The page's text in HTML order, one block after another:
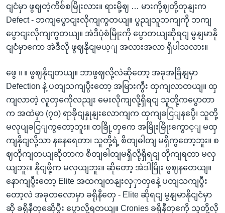
ငျငံမှာ ဖွဈတဲ့ကိစ်စမြိုးလား။ ရားမို့ဈ … မားကို့ဈတို့တုနျးက
Defect - ဘကျပွောငျးလိုကျကွတယျ။ ပွညျသူဘကျကို ဘကျ
ပွောငျးလိုကျကွတယျ။ အဲဒီပုံစံမြိုးကို ပွောတယျဆိုရငျ မွနျမာနို
ငျငံမှာကော အဲဒီလို ဖွဈနိုငျမယ့ျ အလားအလာ ရှိပါသလား။
ဖွေ ။ ။ ဖွဈနိုငျတယျ။ ဘာဖွဈလို့လဲဆိုတော့ အခုအခြိနျမှာ
Defection နဲ့ ပတျသကျပွီးတော့ အမြားကွီး ထှကျလာတယျ။ ထှ
ကျလာတဲ့ လူတှကေိုလညျး မေးလိုကျလို့ရှိရငျ သူတို့ကပွောတာ
က အထဲမှာ (၇၀) ရာခိုငျနှုနျးလောကျက ထှကျခငြျနပွေီ၊ သူတို့
မလုပျခငြျကွတော့ဘူး။ တခြို့တှကေ အမြိုးမြိုးကွောင့ျ မထှ
ကျနိုငျလို့သာ နနေရေတာ၊ သူတို့ရဲ့ စိတျဓါတျ မရှိကွတော့ဘူး။ စ
ဈတိုကျတယျဆိုတာက စိတျဓါတျမရှိလို့ရှိရငျ တိုကျရတာ မလှ
ယျဘူး။ နိုငျဖို့က မလှယျဘူး။ ဆိုတော့ အဲဒါမြိုး ဖွဈနတေယျ။
နောကျပွီးတော့ Elite အထကျတနျးလှှာတှနေဲ့ ပတျသကျပွီး
တော့လဲ အခုတလောမှာ ခရိုနီတှေ - Elite ဆိုရငျ မွနျမာနိုငျငံမှာ
ဆို ခရိုနီတှဆေိုပွီး ပွောလို့ရတယျ။ Cronies ခရိုနီတှကေို သူတို့လို